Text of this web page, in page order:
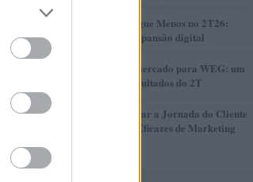
3
Resultados da Pague Menos no 2T26:
lucro, receita e expansão digital
Perspectivas do mercado para WEG: um
olhar sobre os resultados do 2T
5
Como Potencializar a Jornada do Cliente
com Estratégias Eficazes de Marketing